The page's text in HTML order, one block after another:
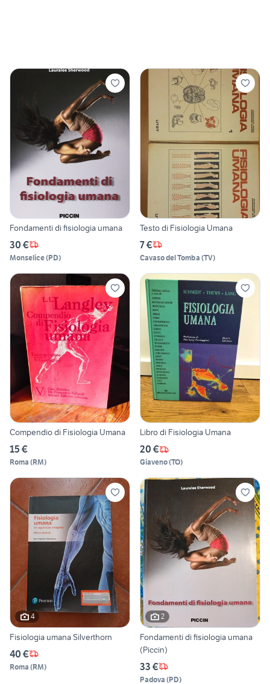
Fondamenti di fisiologia umana
30 €
Monselice(PD)
Testo di Fisiologia Umana
7 €
Cavaso del Tomba (TV)
Compendio di Fisiologia Umana
15 €
Roma (RM)
Libro di Fisiologia Umana
20 €
Giaveno(TO)
4
Fisiologia umana Silverthorn
40 €
Roma (RM)
2
Fondamenti di fisiologia umana
(Piccin)
33 €
Padova (PD)